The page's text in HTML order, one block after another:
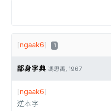
[ngaak6] 1
部身字典 馮思禹, 1967
[ngaak6]
逆本字